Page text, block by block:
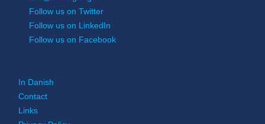
Follow us on Twitter
Follow us on LinkedIn
Follow us on Facebook
In Danish
Contact
Links